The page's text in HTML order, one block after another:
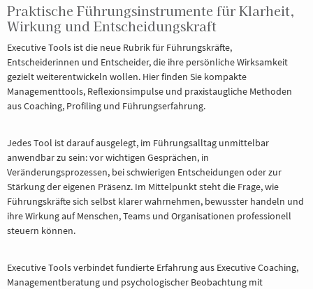
Praktische Führungsinstrumente für Klarheit,
Wirkung und Entscheidungskraft
Executive Tools ist die neue Rubrik für Führungskräfte,
Entscheiderinnen und Entscheider, die ihre persönliche Wirksamkeit
gezielt weiterentwickeln wollen. Hier finden Sie kompakte
Managementtools, Reflexionsimpulse und praxistaugliche Methoden
aus Coaching, Profiling und Führungserfahrung.
Jedes Tool ist darauf ausgelegt, im Führungsalltag unmittelbar
anwendbar zu sein: vor wichtigen Gesprächen, in
Veränderungsprozessen, bei schwierigen Entscheidungen oder zur
Stärkung der eigenen Präsenz. Im Mittelpunkt steht die Frage, wie
Führungskräfte sich selbst klarer wahrnehmen, bewusster handeln und
ihre Wirkung auf Menschen, Teams und Organisationen professionell
steuern können.
Executive Tools verbindet fundierte Erfahrung aus Executive Coaching,
Managementberatung und psychologischer Beobachtung mit
BERATUNG